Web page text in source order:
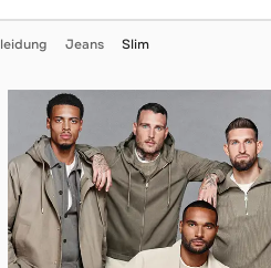
Jeans Slim